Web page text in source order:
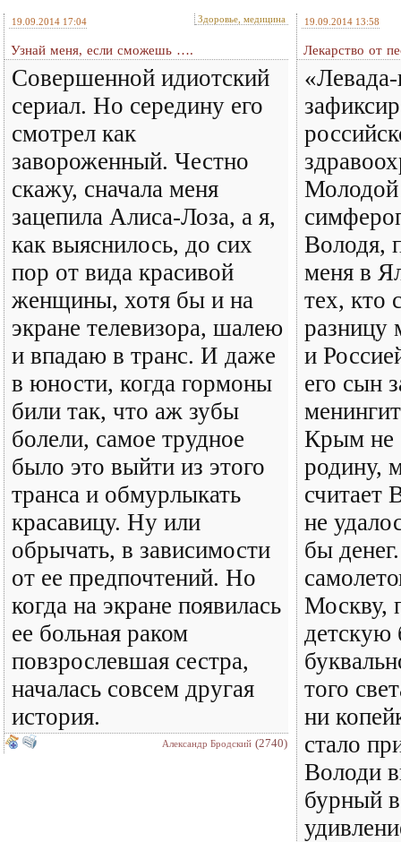
19.09.2014 17:04 Здоровье, медицина
Узнай меня, если сможешь ….
Совершенной идиотский
сериал. Но середину его
смотрел как
завороженный. Честно
скажу, сначала меня
зацепила Алиса-Лоза, а я,
как выяснилось, до сих
пор от вида красивой
женщины, хотя бы и на
экране телевизора, шалею
и впадаю в транс. И даже
в юности, когда гормоны
били так, что аж зубы
болели, самое трудное
было это выйти из этого
транса и обмурлыкать
красавицу. Ну или
обрычать, в зависимости
от ее предпочтений. Но
когда на экране появилась
ее больная раком
повзрослевшая сестра,
началась совсем другая
история.
Александр Бродский (2740)
19.09.2014 13:58
Лекарство от
Молодой
Володя,
меня в
тех, кто
разницу
и
его сын
Крым не
родину,
считает
не
бы
Москву,
детскую
того
ни
стало
Володи
бурный